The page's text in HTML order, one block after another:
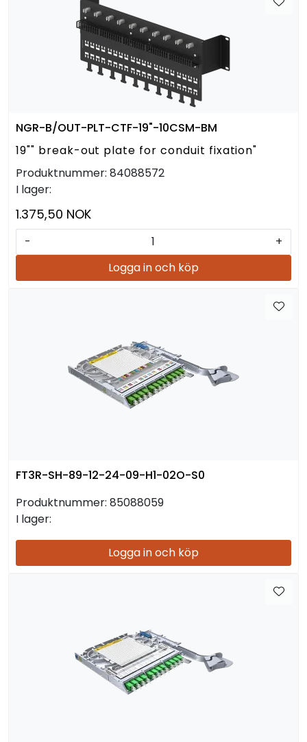
NGR-B/OUT-PLT-CTF-19"-10CSM-BM
19"" break-out plate for conduit fixation"
Produktnummer: 84088572
I lager:
1.375,50 NOK
-
+
Logga in och köp
FT3R-SH-89-12-24-09-H1-02O-S0
Produktnummer: 85088059
I lager:
Logga in och köp